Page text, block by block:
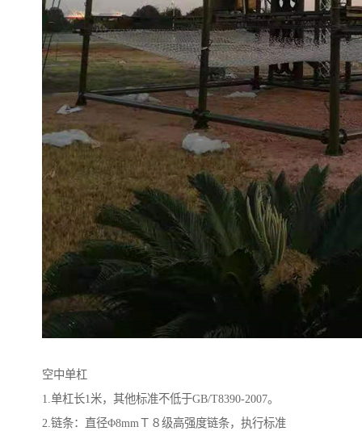
空中单杠
1.单杠长1米，其他标准不低于GB/T8390-2007。
2.链条：直径Φ8mmＴ８级高强度链条，执行标准